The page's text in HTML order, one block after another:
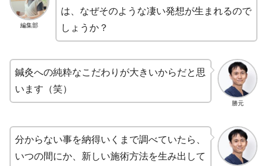
編集部
は、なぜそのような凄い発想が生まれるので
しょうか？
勝元
鍼灸への純粋なこだわりが大きいからだと思
います（笑）
分からない事を納得いくまで調べていたら、
いつの間にか、新しい施術方法を生み出して